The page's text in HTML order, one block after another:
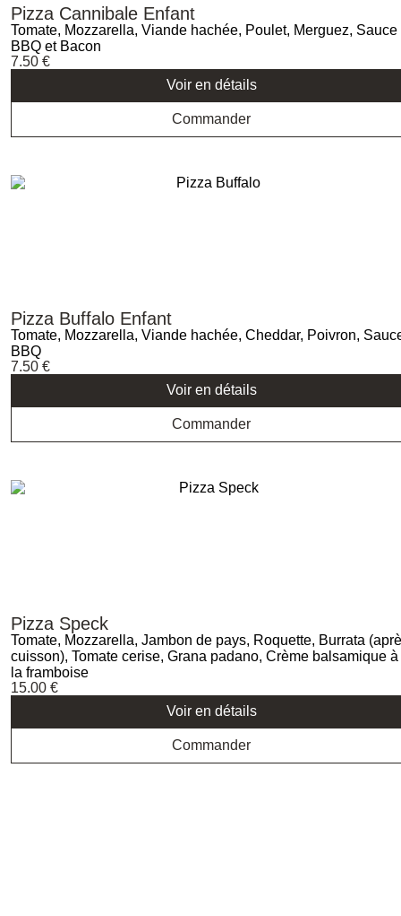
Pizza Cannibale Enfant
Tomate, Mozzarella, Viande hachée, Poulet, Merguez, Sauce
BBQ et Bacon
7.50 €
Voir en détails
Commander
Pizza Buffalo Enfant
Tomate, Mozzarella, Viande hachée, Cheddar, Poivron,
BBQ
7.50 €
Voir en détails
Commander
Pizza Speck
Tomate, Mozzarella, Jambon de pays, Roquette, Burrata
cuisson), Tomate cerise, Grana padano, Crème balsamique à
la framboise
15.00 €
Voir en détails
Commander